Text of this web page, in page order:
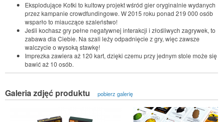
Eksplodujące Kotki to kultowy projekt wśród gier oryginalnie wydanych
przez kampanie crowdfundingowe. W 2015 roku ponad 219 000 osób
wsparło to miauczące szaleństwo!
Jeśli kochasz gry pełne negatywnej interakcji i złośliwych zagrywek, to
zabawa dla Ciebie. Na szali leży odpadnięcie z gry, więc zawsze
walczycie o wysoką stawkę!
Imprezka zawiera aż 120 kart, dzięki czemu przy jednym stole może się
bawić aż 10 osób.
Galeria zdjęć produktu pobierz galerię